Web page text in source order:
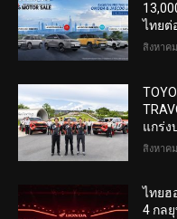
ไทยต่
สิงหาค
แกร่ง
สิงหาค
ไทยฮ
4 กล